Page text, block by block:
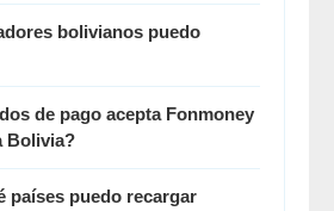
bolivianos puedo
de pago acepta Fonmoney
Bolivia?
países puedo recargar